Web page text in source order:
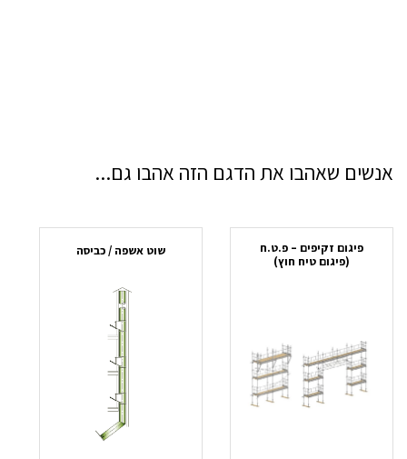
אנשים שאהבו את הדגם הזה אהבו גם...
פיגום זקיפים – פ.ט.ח
(פיגום טיח חוץ)
שוט אשפה / כביסה